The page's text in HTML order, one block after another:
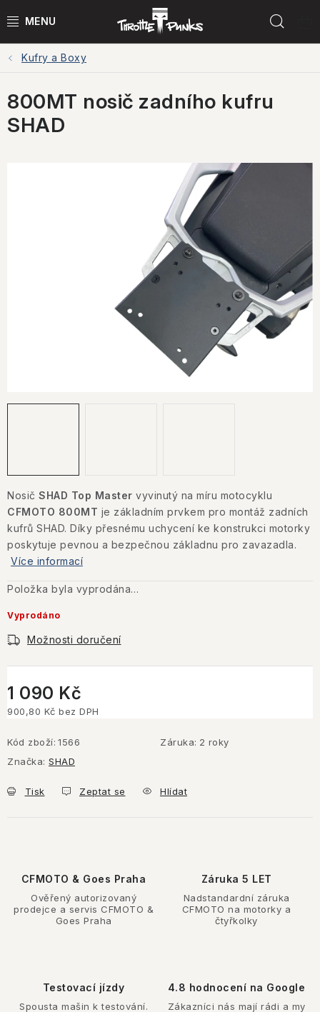
na
POWER KIT
ČTYŘKOLKY
ČTYŘKOLKY PŘÍSLUŠENSTVÍ
Jak nakupovat
Podmínky ochrany osobních údajů
Kufry a Boxy
Nosič SHAD Top Master vyvinutý na míru motocyklu
CFMOTO 800MT je základním prvkem pro montáž zadních
kufrů SHAD. Díky přesnému uchycení ke konstrukci motorky
poskytuje pevnou a bezpečnou základnu pro zavazadla.
Více informací
Položka byla vyprodána…
Vyprodáno
Možnosti doručení
1 090 Kč
900,80 Kč bez DPH
Kód zboží: 1566 Záruka: 2 roky
Značka: SHAD
Tisk Zeptat se Hlídat
800MT nosič zadního kufru
SHAD
CFMOTO & Goes Praha
Ověřený autorizovaný
prodejce a servis CFMOTO &
Goes Praha
Záruka 5 LET
Nadstandardní záruka
CFMOTO na motorky a
čtyřkolky
Testovací jízdy
Spousta mašin k testování.
4.8 hodnocení na Google
Zákazníci nás mají rádi a my